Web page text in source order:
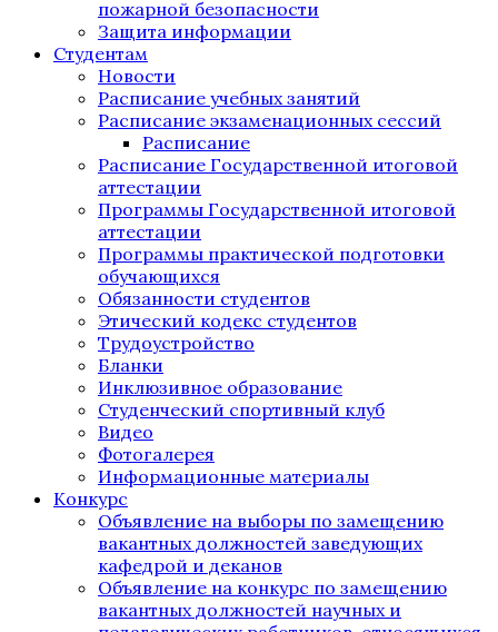
пожарной безопасности
Защита информации
Студентам
Новости
Расписание учебных занятий
Расписание экзаменационных сессий
Расписание
Расписание Государственной итоговой
аттестации
Программы Государственной итоговой
аттестации
Программы практической подготовки
обучающихся
Обязанности студентов
Этический кодекс студентов
Трудоустройство
Бланки
Инклюзивное образование
Студенческий спортивный клуб
Видео
Фотогалерея
Информационные материалы
Конкурс
Объявление на выборы по замещению
вакантных должностей заведующих
кафедрой и деканов
Объявление на конкурс по замещению
вакантных должностей научных и